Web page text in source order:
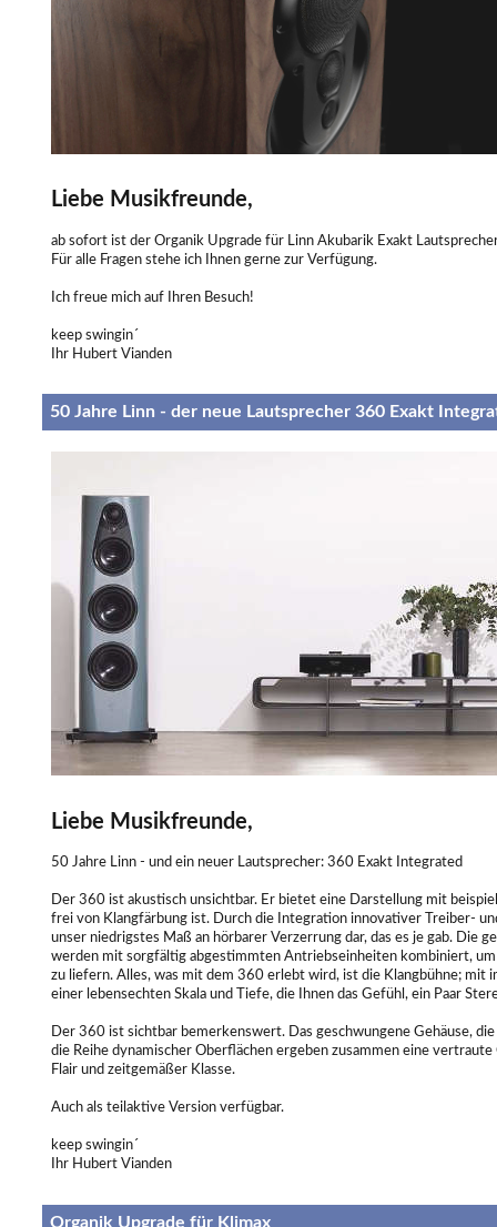
Liebe Musikfreunde,
ab sofort ist der Organik Upgrade für Linn Akubarik Exakt
Für alle Fragen stehe ich Ihnen gerne zur Verfügung.
Ich freue mich auf Ihren Besuch!
keep swingin´
Ihr Hubert Vianden
50 Jahre Linn - der neue Lautsprecher 360 Exakt
Liebe Musikfreunde,
50 Jahre Linn - und ein neuer Lautsprecher: 360 Exakt Integrated
Der 360 ist akustisch unsichtbar. Er bietet eine Darstellung mit
frei von Klangfärbung ist. Durch die Integration innovativer Treiber-
unser niedrigstes Maß an hörbarer Verzerrung dar, das es je gab. Die
werden mit sorgfältig abgestimmten Antriebseinheiten kombiniert,
zu liefern. Alles, was mit dem 360 erlebt wird, ist die Klangbühne; mit
einer lebensechten Skala und Tiefe, die Ihnen das Gefühl, ein Paar
Der 360 ist sichtbar bemerkenswert. Das geschwungene Gehäuse,
die Reihe dynamischer Oberflächen ergeben zusammen eine
Flair und zeitgemäßer Klasse.
Auch als teilaktive Version verfügbar.
keep swingin´
Ihr Hubert Vianden
Organik Upgrade für Klimax